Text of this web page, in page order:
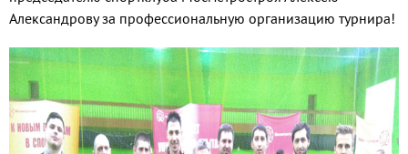
Александрову за профессиональную организацию турнира!